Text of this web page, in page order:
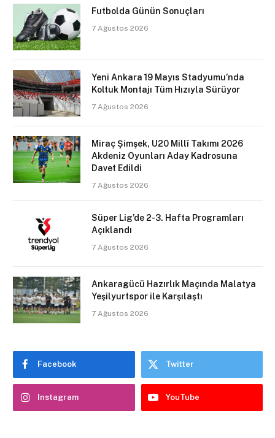
Futbolda Günün Sonuçları
7 Ağustos 2026
Yeni Ankara 19 Mayıs Stadyumu’nda
Koltuk Montajı Tüm Hızıyla Sürüyor
7 Ağustos 2026
Miraç Şimşek, U20 Millî Takımı 2026
Akdeniz Oyunları Aday Kadrosuna
Davet Edildi
7 Ağustos 2026
Süper Lig’de 2-3. Hafta Programları
Açıklandı
7 Ağustos 2026
Ankaragücü Hazırlık Maçında Malatya
Yeşilyurtspor ile Karşılaştı
7 Ağustos 2026
Facebook Twitter
Instagram YouTube